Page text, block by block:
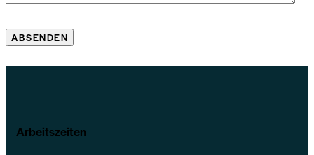
Arbeitszeiten